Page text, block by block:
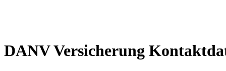
DANV Versicherung